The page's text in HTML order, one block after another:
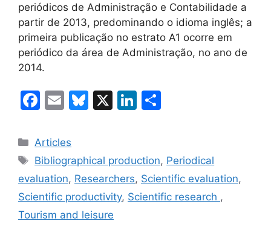
periódicos de Administração e Contabilidade a
partir de 2013, predominando o idioma inglês; a
primeira publicação no estrato A1 ocorre em
periódico da área de Administração, no ano de
2014.
F
c
e
b
o
o
E
ai
l
Bl
s
k
y
X
Li
e
dI
n
p
ar
te
Categories
Articles
Etiquetes
Bibliographical production, Periodical
evaluation, Researchers, Scientific evaluation,
Scientific productivity, Scientific research ,
Tourism and leisure